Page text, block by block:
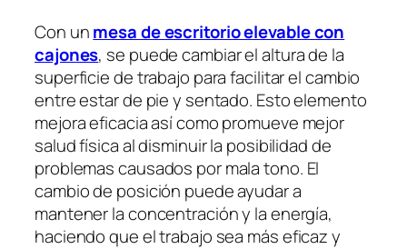
Con unmesa de escritorio elevable con
cajones, se puede cambiar el altura de la
superficie de trabajo para facilitar el cambio
entre estar de pie y sentado. Esto elemento
mejora eficacia así como promueve mejor
salud física al disminuir la posibilidad de
problemas causados por mala tono. El
cambio de posición puede ayudar a
mantener la concentración y la energía,
haciendo que el trabajo sea más eficaz y